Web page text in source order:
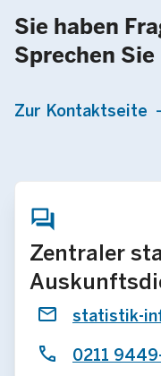
Sie haben
Sprechen Sie
Zur Kontaktseite
Zentraler
statistik-
0211